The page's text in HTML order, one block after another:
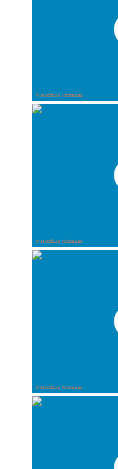
© Matthias Ritzmann
© Matthias Ritzmann
© Matthias Ritzmann